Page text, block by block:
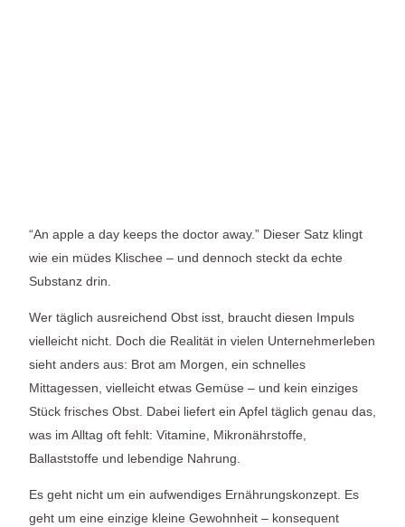
“An apple a day keeps the doctor away.” Dieser Satz klingt
wie ein müdes Klischee – und dennoch steckt da echte
Substanz drin.
Wer täglich ausreichend Obst isst, braucht diesen Impuls
vielleicht nicht. Doch die Realität in vielen Unternehmerleben
sieht anders aus: Brot am Morgen, ein schnelles
Mittagessen, vielleicht etwas Gemüse – und kein einziges
Stück frisches Obst. Dabei liefert ein Apfel täglich genau das,
was im Alltag oft fehlt: Vitamine, Mikronährstoffe,
Ballaststoffe und lebendige Nahrung.
Es geht nicht um ein aufwendiges Ernährungskonzept. Es
geht um eine einzige kleine Gewohnheit – konsequent